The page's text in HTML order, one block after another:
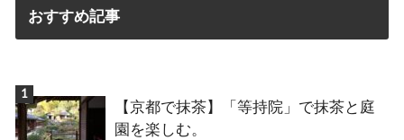
おすすめ記事
【京都で抹茶】「等持院」で抹茶と庭
園を楽しむ。